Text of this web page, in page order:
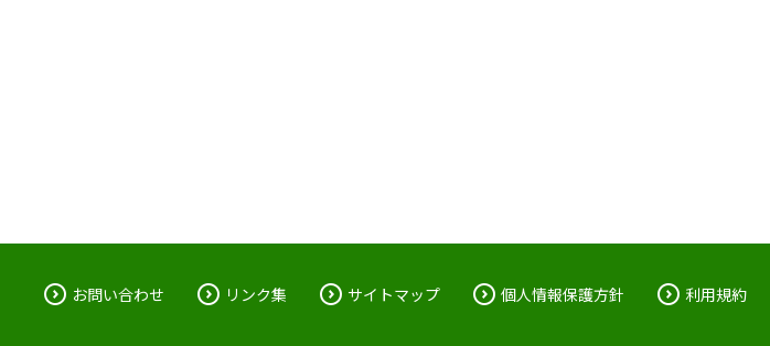
お問い合わせ リンク集 サイトマップ 個人情報保護方針 利用規約